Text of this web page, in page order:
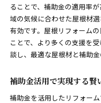
ることで、補助金の適用率
域の気候に合わせた屋根材
有効です。屋根リフォーム
ことで、より多くの支援を
談し、最適な屋根材と補助
補助金活用で実現する賢
補助金を活用したリフォー